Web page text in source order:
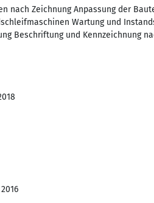
nach Zeichnung Anpassung der
Wartung und
Beschriftung und Kennzeichnung